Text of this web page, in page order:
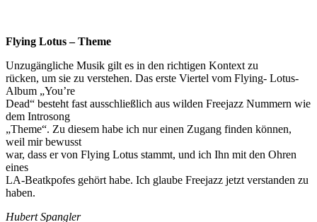
Flying Lotus – Theme
Unzugängliche Musik gilt es in den richtigen Kontext zu
rücken, um sie zu verstehen. Das erste Viertel vom Flying- Lotus-
Album „You’re
Dead“ besteht fast ausschließlich aus wilden Freejazz Nummern wie
dem Introsong
„Theme“. Zu diesem habe ich nur einen Zugang finden können,
weil mir bewusst
war, dass er von Flying Lotus stammt, und ich Ihn mit den Ohren
eines
LA-Beatkpofes gehört habe. Ich glaube Freejazz jetzt verstanden zu
haben.
Hubert Spangler